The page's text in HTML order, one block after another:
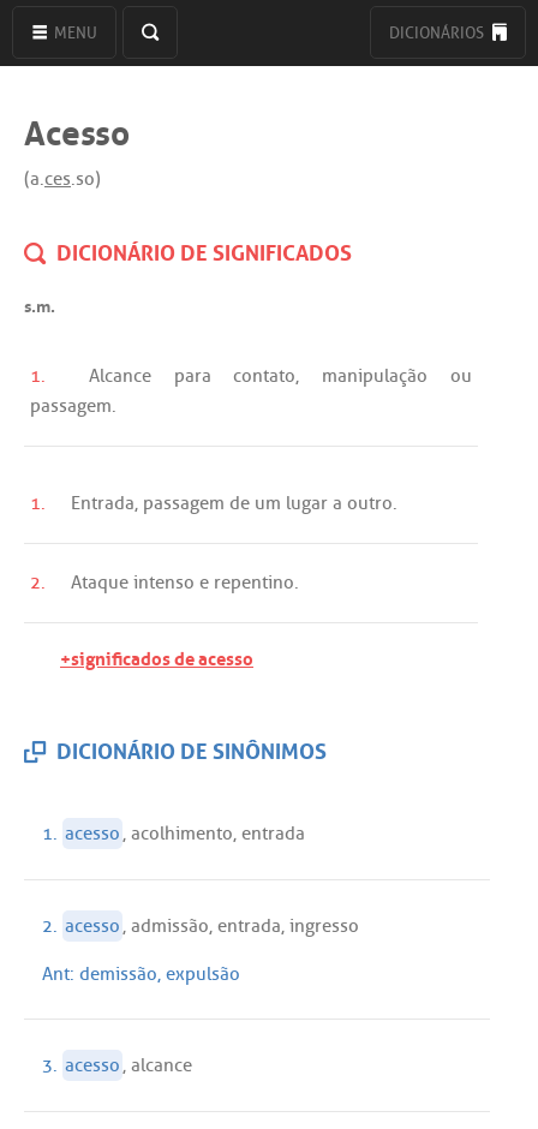
MENU DICIONÁRIOS
Acesso
(a.ces.so)
DICIONÁRIO DE SIGNIFICADOS
s.m.
1. Alcance para contato, manipulação
ou
passagem.
1. Entrada, passagem de um lugar a outro.
2. Ataque intenso e repentino.
+significados de acesso
DICIONÁRIO DE SINÔNIMOS
1. acesso, acolhimento, entrada
2. acesso, admissão, entrada, ingresso
Ant: demissão, expulsão
3. acesso, alcance